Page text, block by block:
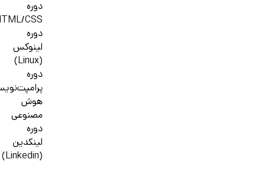
دوره
CSS
دوره
لینوکس
(Linux)
دوره
هوش
مصنوعی
دوره
لینکدین
(Linkedin)